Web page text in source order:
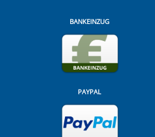
BANKEINZUG
PAYPAL